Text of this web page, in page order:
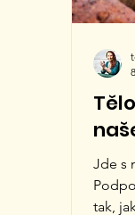
Jde s
tak,